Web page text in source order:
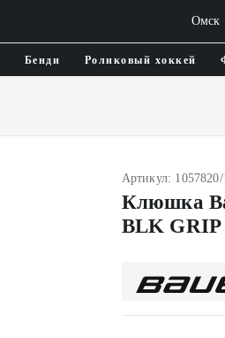
Омск
Бенди Роликовый хоккей
Артикул: 1057820/
Клюшка
BLK GRIP